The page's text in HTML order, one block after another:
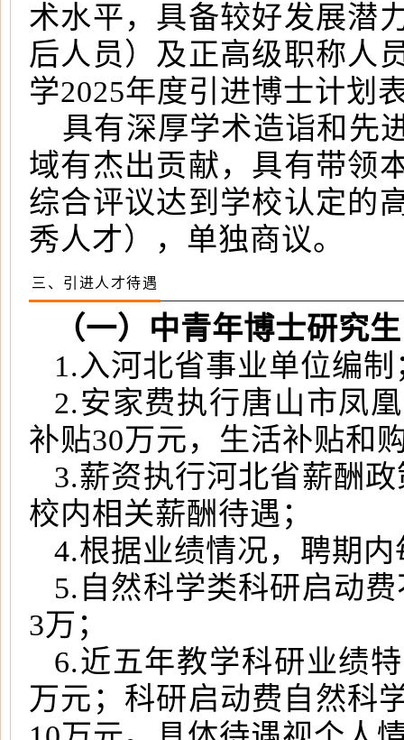
术水平，具备较好发展潜
后人员）及正高级职称人
学2025年度引进博士计划
具有深厚学术造诣和先
域有杰出贡献，具有带领
综合评议达到学校认定的
秀人才），单独商议。
三、引进人才待遇
（一）中青年博士研究
1.入河北省事业单位编制
2.安家费执行唐山市凤
补贴30万元，生活补贴和
3.薪资执行河北省薪酬
校内相关薪酬待遇；
4.根据业绩情况，聘期
5.自然科学类科研启动
3万；
6.近五年教学科研业绩
万元；科研启动费自然科